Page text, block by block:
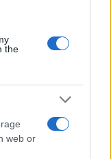
the
web or
donne e
ha colto la
reo di aver
Segnale che